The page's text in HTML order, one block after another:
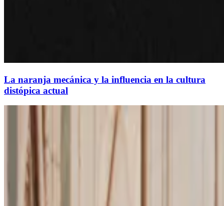
La naranja mecánica y la influencia en la cultura
distópica actual